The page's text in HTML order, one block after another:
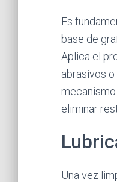
Es
base de
Aplica el
abrasivos
eliminar
Una vez